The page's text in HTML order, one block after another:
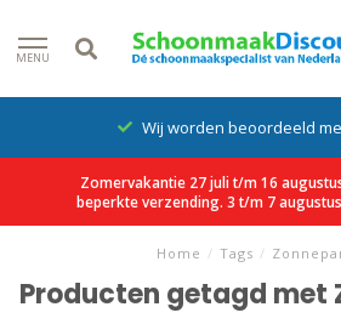
MENU
Wij worden beoordeeld
Zomervakantie 27 juli t/m 16
beperkte verzending. 3 t/m 7
Home / Tags /
Producten getagd met